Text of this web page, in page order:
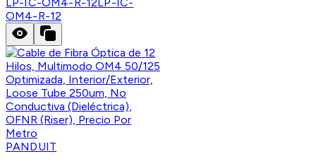
LP-IC-OM4-R-12LP-IC-
OM4-R-12
PANDUIT